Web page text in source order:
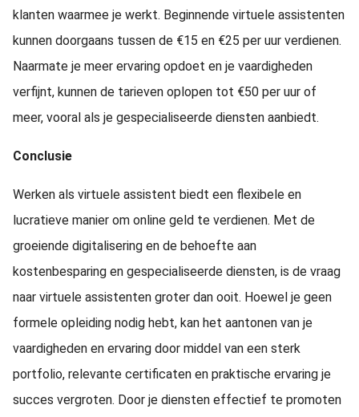
klanten waarmee je werkt. Beginnende virtuele assistenten
kunnen doorgaans tussen de €15 en €25 per uur verdienen.
Naarmate je meer ervaring opdoet en je vaardigheden
verfijnt, kunnen de tarieven oplopen tot €50 per uur of
meer, vooral als je gespecialiseerde diensten aanbiedt.
Conclusie
Werken als virtuele assistent biedt een flexibele en
lucratieve manier om online geld te verdienen. Met de
groeiende digitalisering en de behoefte aan
kostenbesparing en gespecialiseerde diensten, is de vraag
naar virtuele assistenten groter dan ooit. Hoewel je geen
formele opleiding nodig hebt, kan het aantonen van je
vaardigheden en ervaring door middel van een sterk
portfolio, relevante certificaten en praktische ervaring je
succes vergroten. Door je diensten effectief te promoten